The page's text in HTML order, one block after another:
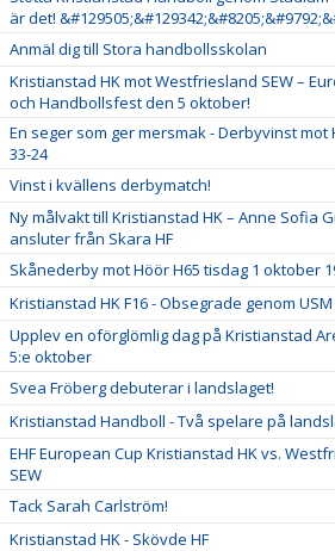
är det!
Anmäl dig till Stora handbollsskolan
Kristianstad HK mot Westfriesland SEW –
och Handbollsfest den 5 oktober!
En seger som ger mersmak - Derbyvinst mot
33-24
Vinst i kvällens derbymatch!
Ny målvakt till Kristianstad HK – Anne Sofia
ansluter från Skara HF
Skånederby mot Höör H65 tisdag 1 oktober
Kristianstad HK F16 - Obsegrade genom USM
Upplev en oförglömlig dag på Kristianstad
5:e oktober
Svea Fröberg debuterar i landslaget!
Kristianstad Handboll - Två spelare på
EHF European Cup Kristianstad HK vs.
SEW
Tack Sarah Carlström!
Kristianstad HK - Skövde HF